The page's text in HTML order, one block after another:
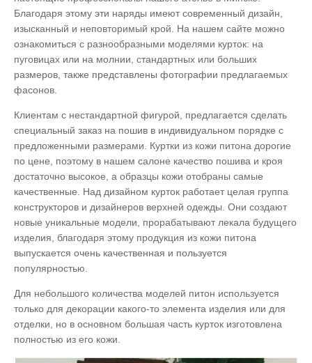
Благодаря этому эти наряды имеют современный дизайн,
изысканный и неповторимый крой. На нашем сайте можно
ознакомиться с разнообразными моделями курток: на
пуговицах или на молнии, стандартных или больших
размеров, также представлены фотографии предлагаемых
фасонов.
Клиентам с нестандартной фигурой, предлагается сделать
специальный заказ на пошив в индивидуальном порядке с
предложенными размерами. Куртки из кожи питона дорогие
по цене, поэтому в нашем салоне качество пошива и кроя
достаточно высокое, а образцы кожи отобраны самые
качественные. Над дизайном курток работает целая группа
конструкторов и дизайнеров верхней одежды. Они создают
новые уникальные модели, прорабатывают лекала будущего
изделия, благодаря этому продукция из кожи питона
выпускается очень качественная и пользуется
популярностью.
Для небольшого количества моделей питон используется
только для декорации какого-то элемента изделия или для
отделки, но в основном большая часть курток изготовлена
полностью из его кожи.